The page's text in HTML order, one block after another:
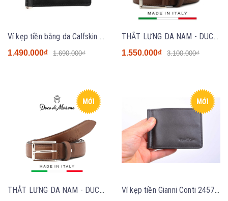
Ví kẹp tiền bằng da Calfskin hãng Medici of Florence MED016 Black - NK Italy
1.490.000₫ 1.690.000₫
THẮT LƯNG DA NAM - DUCA DI MORRONE - SẢN XUẤT TẠI ITALY - POSITANO TDM
1.550.000₫ 3.100.000₫
MỚI
THẮT LƯNG DA NAM - DUCA DI MORRONE - SẢN XUẤT TẠI ITALY - POSITANO CUOIO
MỚI
Ví kẹp tiền Gianni Conti 2457034 Coffee Money Clip